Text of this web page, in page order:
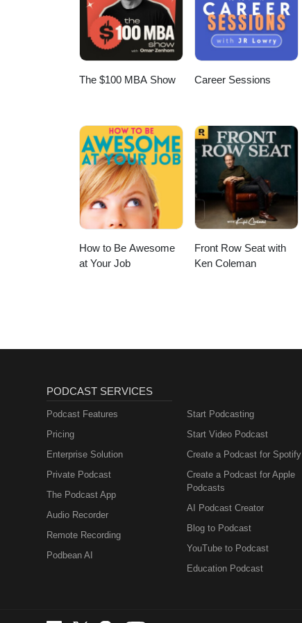
The $100 MBA Show Career Sessions
How to Be Awesome
at Your Job
Front Row Seat with
Ken Coleman
PODCAST SERVICES
Podcast Features
Pricing
Enterprise Solution
Private Podcast
The Podcast App
Audio Recorder
Remote Recording
Podbean AI
Start Podcasting
Start Video Podcast
Create a Podcast for Spotify
Create a Podcast for Apple
Podcasts
AI Podcast Creator
Blog to Podcast
YouTube to Podcast
Education Podcast